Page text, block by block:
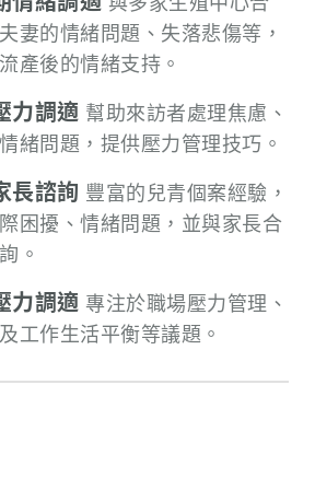
妻的情緒問題、失落悲傷等，
產後的情緒支持。
力調適 幫助來訪者處理焦慮、
緒問題，提供壓力管理技巧。
長諮詢 豐富的兒青個案經驗，
困擾、情緒問題，並與家長合
。
力調適 專注於職場壓力管理、
工作生活平衡等議題。